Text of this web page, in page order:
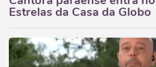
Estrelas da Casa da Globo